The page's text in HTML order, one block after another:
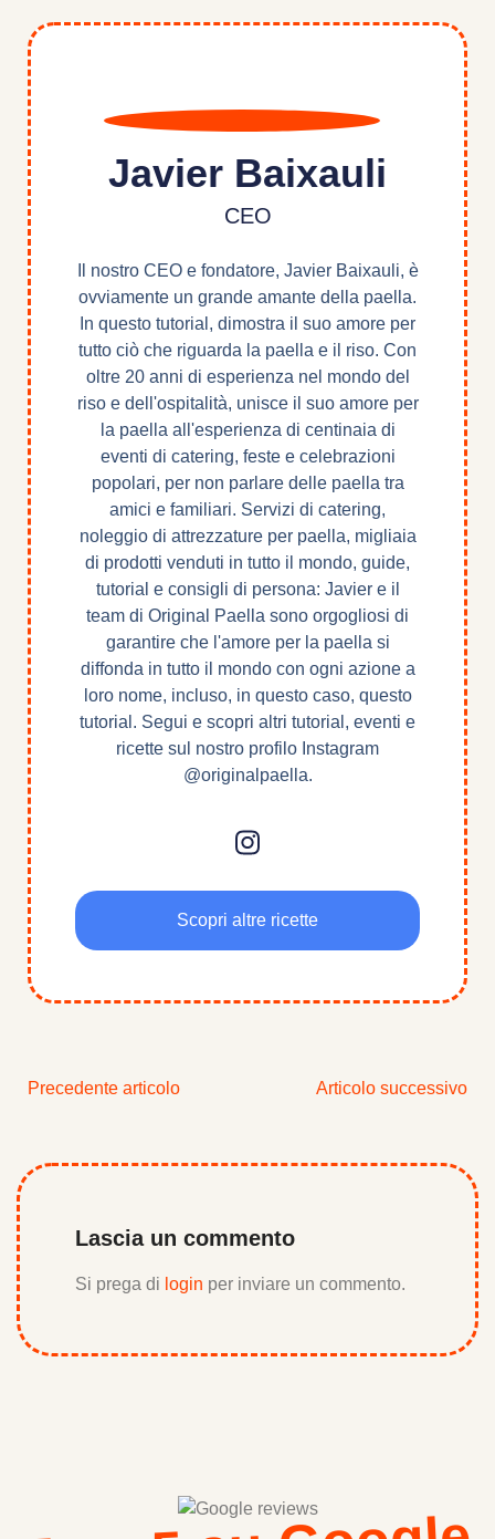
Javier Baixauli
CEO
Il nostro CEO e fondatore, Javier Baixauli, è
ovviamente un grande amante della paella.
In questo tutorial, dimostra il suo amore per
tutto ciò che riguarda la paella e il riso. Con
oltre 20 anni di esperienza nel mondo del
riso e dell'ospitalità, unisce il suo amore per
la paella all'esperienza di centinaia di
eventi di catering, feste e celebrazioni
popolari, per non parlare delle paella tra
amici e familiari. Servizi di catering,
noleggio di attrezzature per paella, migliaia
di prodotti venduti in tutto il mondo, guide,
tutorial e consigli di persona: Javier e il
team di Original Paella sono orgogliosi di
garantire che l'amore per la paella si
diffonda in tutto il mondo con ogni azione a
loro nome, incluso, in questo caso, questo
tutorial. Segui e scopri altri tutorial, eventi e
ricette sul nostro profilo Instagram
@originalpaella.
Scopri altre ricette
Precedente articolo Articolo successivo
Lascia un commento
Si prega di login per inviare un commento.